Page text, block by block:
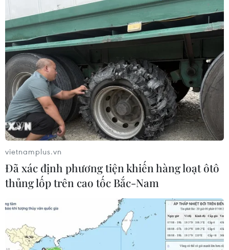
vietnamplus.vn
Đã xác định phương tiện khiến hàng loạt ôtô
thủng lốp trên cao tốc Bắc-Nam